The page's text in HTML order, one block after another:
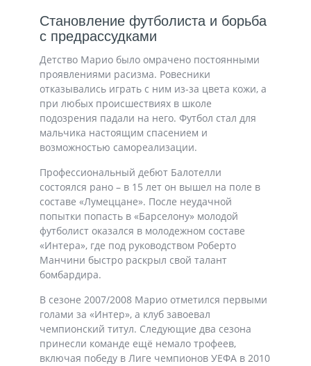
Становление футболиста и борьба
с предрассудками
Детство Марио было омрачено постоянными
проявлениями расизма. Ровесники
отказывались играть с ним из-за цвета кожи, а
при любых происшествиях в школе
подозрения падали на него. Футбол стал для
мальчика настоящим спасением и
возможностью самореализации.
Профессиональный дебют Балотелли
состоялся рано – в 15 лет он вышел на поле в
составе «Лумеццане». После неудачной
попытки попасть в «Барселону» молодой
футболист оказался в молодежном составе
«Интера», где под руководством Роберто
Манчини быстро раскрыл свой талант
бомбардира.
В сезоне 2007/2008 Марио отметился первыми
голами за «Интер», а клуб завоевал
чемпионский титул. Следующие два сезона
принесли команде ещё немало трофеев,
включая победу в Лиге чемпионов УЕФА в 2010